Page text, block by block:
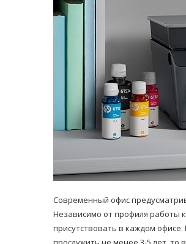
Современный офис
Независимо от профиля работы
присутствовать в каждом
принимать
никакого кипятка